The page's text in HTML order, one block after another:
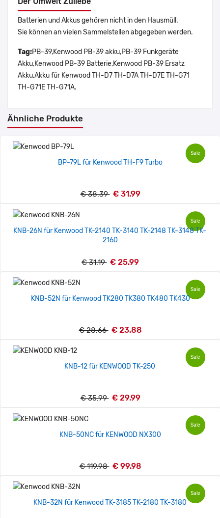
Batterien und Akkus gehören nicht in den Hausmüll.
Sie können an vielen Sammelstellen abgegeben werden.
Tag:PB-39,Kenwood PB-39 akku,PB-39 Funkgeräte
Akku,Kenwood PB-39 Batterie,Kenwood PB-39 Ersatz
Akku,Akku für Kenwood TH-D7 TH-D7A TH-D7E TH-G71
TH-G71E TH-G71A.
Ähnliche Produkte
Sale
BP-79L für Kenwood TH-F9 Turbo
€ 38.39 € 31.99
Sale
KNB-26N für Kenwood TK-2140 TK-3140 TK-2148 TK-3148 TK-
2160
€ 31.19 € 25.99
Sale
KNB-52N für Kenwood TK280 TK380 TK480 TK430
€ 28.66 € 23.88
Sale
KNB-12 für KENWOOD TK-250
€ 35.99 € 29.99
Sale
KNB-50NC für KENWOOD NX300
€ 119.98 € 99.98
Sale
KNB-32N für Kenwood TK-3185 TK-2180 TK-3180